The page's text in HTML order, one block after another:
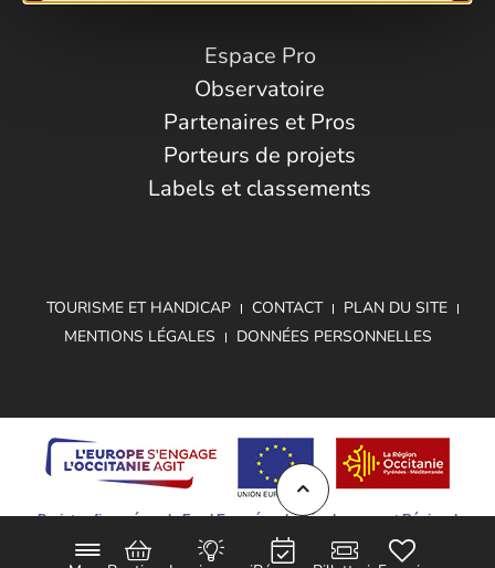
Espace Pro
Observatoire
Partenaires et Pros
Porteurs de projets
Labels et classements
TOURISME ET HANDICAP CONTACT
PLAN DU SITE
MENTIONS LÉGALES
DONNÉES PERSONNELLES
Projet cofinancé par le Fond Européen de Développement Régional